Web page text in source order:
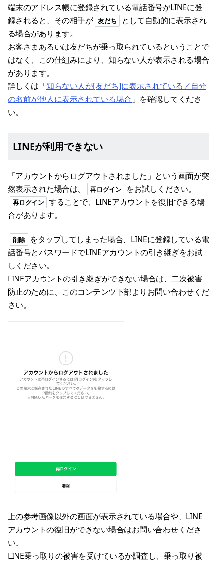
端末のアドレス帳に登録されている電話番号がLINEに登
録されると、その相手が 友だち
として自動的に表示され
る場合があります。
お客さまあるいは友だちが乗っ取られているということで
はなく、この仕組みにより、知らない人が表示される場合
があります。
詳しくは「知らない人が[友だち]に表示されている／自分
の名前が他人に表示されている場合 」を確認してくださ
い。
LINEが利用できない
「アカウントからログアウトされました」という画面が突
然表示された場合は、
再ログイン をお試しください。
再ログイン することで、LINEアカウントを復旧できる場
合があります。
削除
をタップしてしまった場合、LINEに登録している電
話番号とパスワードでLINEアカウントの引き継ぎをお試
しください。
LINEアカウントの引き継ぎができない場合は、二次被害
防止のために、このコンテンツ下部よりお問い合わせくだ
さい。
上の参考画像以外の画面が表示されている場合や、LINE
アカウントの復旧ができない場合はお問い合わせくださ
い。
LINE乗っ取りの被害を受けているか調査し、乗っ取り被